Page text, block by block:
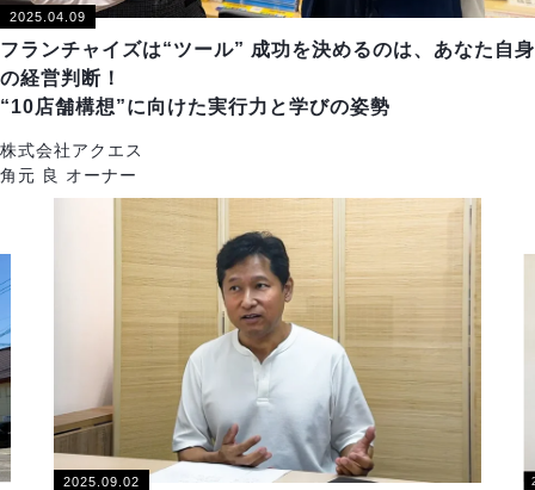
2025.04.09
フランチャイズは“ツール” 成功を決めるのは、あなた自身
の経営判断！
“10店舗構想”に向けた実行力と学びの姿勢
株式会社アクエス
角元 良 オーナー
2025.09.02